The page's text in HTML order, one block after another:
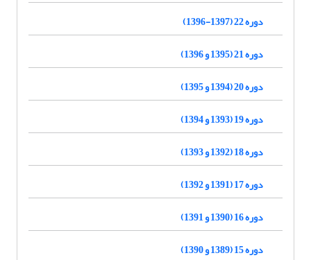
دوره 22 (1397-1396)
دوره 21 (1395 و 1396)
دوره 20 (1394 و 1395)
دوره 19 (1393 و 1394)
دوره 18 (1392 و 1393)
دوره 17 (1391 و 1392)
دوره 16 (1390 و 1391)
دوره 15 (1389 و 1390)